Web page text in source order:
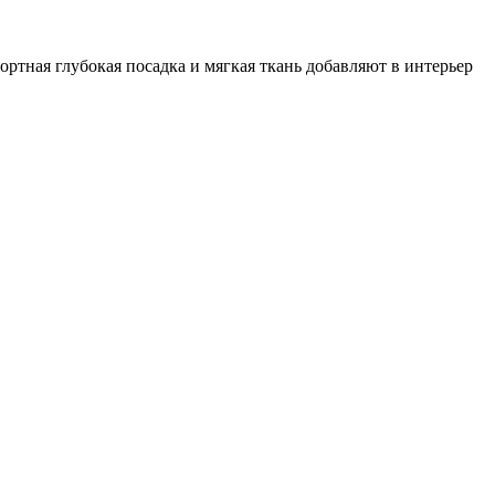
глубокая посадка и мягкая ткань добавляют в интерьер